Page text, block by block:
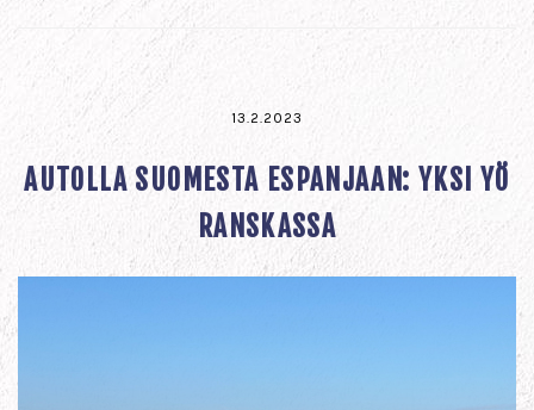
13.2.2023
AUTOLLA SUOMESTA ESPANJAAN: YKSI YÖ
RANSKASSA